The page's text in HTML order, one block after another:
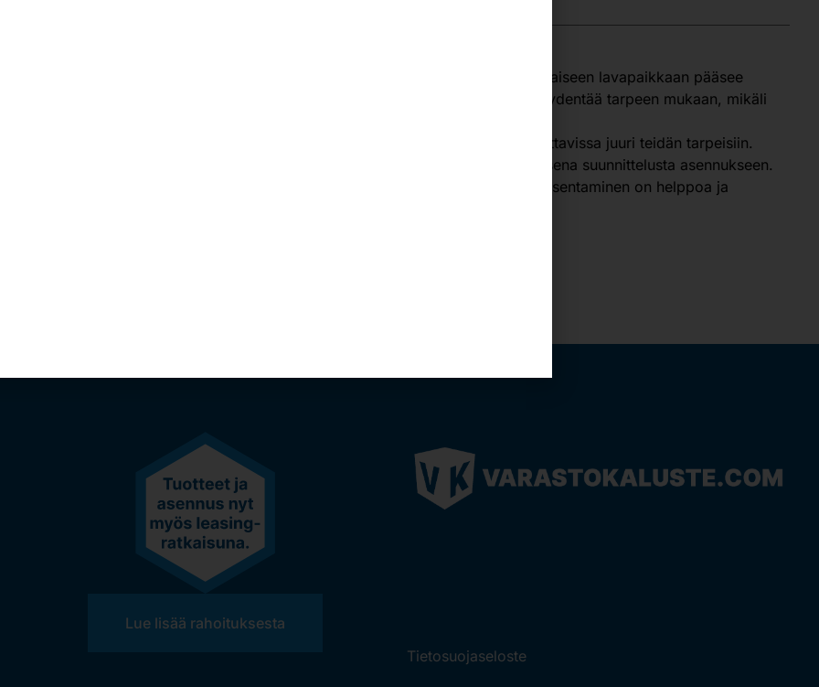
kuormalavahylly on pitänyt asemansa suosituimpana varastointiratkaisuna. Jokaiseen lavapaikkaan pääsee
on maltillinen. Varastointiratkaisua on helppo muokata tai täydentää tarpeen mukaan, mikäli
Saksassa valmistettuja BITO -kuormalavahyllyjä, jolloin kokonaisuus on varustettavissa juuri teidän tarpeisiin.
ratkaisun teille sopivalla tavalla, esimerkiksi avaimet käteen kokonaistoimituksena suunnittelusta asennukseen.
itse kasata hyllyt, toimitamme hyllyn päädyt valmiiksi koottuna, jolloin hyllyn asentaminen on helppoa ja
Lue lisää rahoituksesta
Tietosuojaseloste